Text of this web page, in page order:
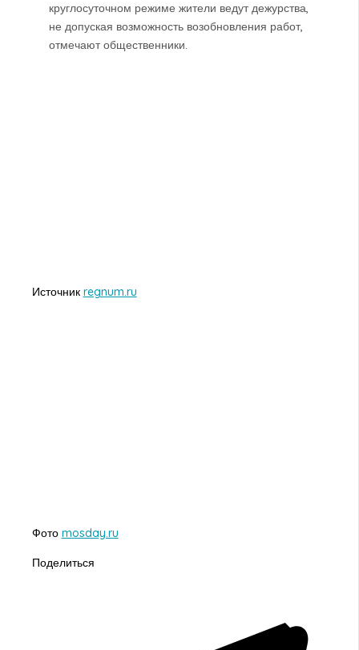
круглосуточном режиме жители ведут дежурства,
не допуская возможность возобновления работ,
отмечают общественники.
Источник regnum.ru
Фото mosday.ru
Поделиться